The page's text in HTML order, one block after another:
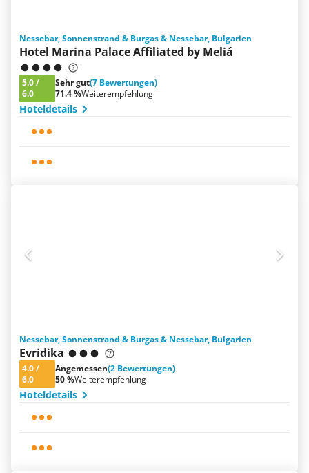
Nessebar, Sonnenstrand & Burgas & Nessebar, Bulgarien
Hotel Marina Palace Affiliated by Meliá
5.0/
6.0
Sehr gut(7 Bewertungen)
71.4 %Weiterempfehlung
Hoteldetails
Nessebar, Sonnenstrand & Burgas & Nessebar, Bulgarien
Evridika
4.0/
6.0
Angemessen(2 Bewertungen)
50 %Weiterempfehlung
Hoteldetails